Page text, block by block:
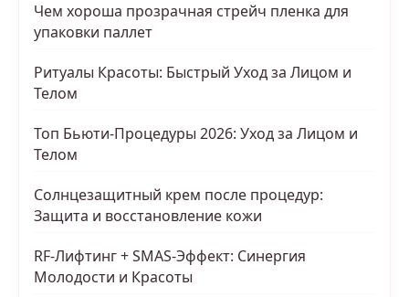
Чем хороша прозрачная стрейч пленка для
упаковки паллет
Ритуалы Красоты: Быстрый Уход за Лицом и
Телом
Топ Бьюти-Процедуры 2026: Уход за Лицом и
Телом
Солнцезащитный крем после процедур:
Защита и восстановление кожи
RF-Лифтинг + SMAS-Эффект: Синергия
Молодости и Красоты